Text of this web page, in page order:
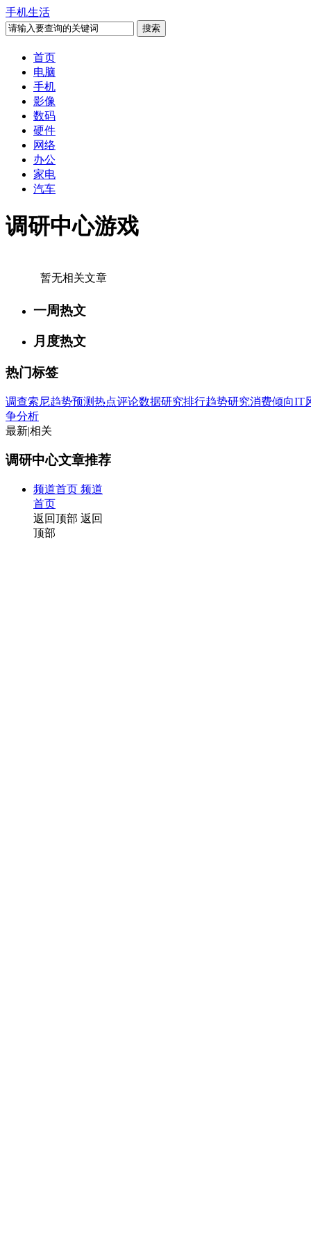
手机生活
首页
电脑
手机
影像
数码
硬件
网络
办公
家电
汽车
调研中心游戏
暂无相关文章
一周热文
月度热文
热门标签
调查索尼趋势预测热点评论数据研究排行趋势研究消费倾向IT
争分析
最新|相关
调研中心文章推荐
频道首页 频道
首页
返回顶部 返回
顶部